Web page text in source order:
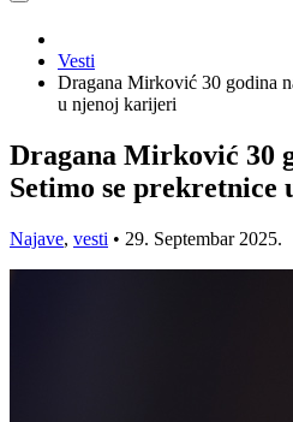
Vesti
Dragana Mirković 30 godina
u njenoj karijeri
Dragana Mirković 30
Setimo se
Najave, vesti • 29. Septembar 2025.